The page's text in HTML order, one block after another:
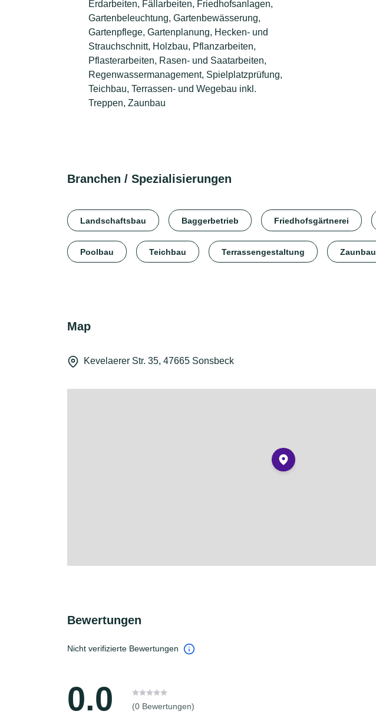
Erdarbeiten, Fällarbeiten, Friedhofsanlagen,
Gartenbeleuchtung, Gartenbewässerung,
Gartenpflege, Gartenplanung, Hecken- und
Strauchschnitt, Holzbau, Pflanzarbeiten,
Pflasterarbeiten, Rasen- und Saatarbeiten,
Regenwassermanagement, Spielplatzprüfung,
Teichbau, Terrassen- und Wegebau inkl.
Treppen, Zaunbau
Branchen / Spezialisierungen
Landschaftsbau Baggerbetrieb Friedhofsgärtnerei
Poolbau Teichbau Terrassengestaltung Zaunbau
Map
Kevelaerer Str. 35, 47665 Sonsbeck
Bewertungen
Nicht verifizierte Bewertungen
0.0 (0 Bewertungen)